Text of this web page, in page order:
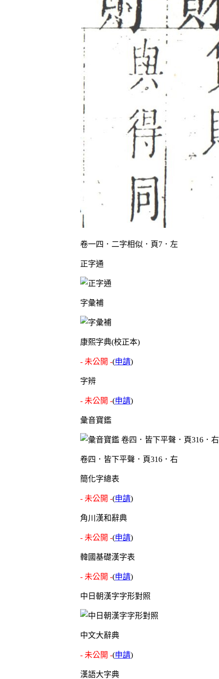
卷一四．二字相似．頁7．左
正字通
字彙補
康熙字典(校正本)
- 未公開 -(申請)
字辨
- 未公開 -(申請)
彙音寶鑑
卷四．皆下平聲．頁316．右
簡化字總表
- 未公開 -(申請)
角川漢和辭典
- 未公開 -(申請)
韓國基礎漢字表
- 未公開 -(申請)
中日朝漢字字形對照
中文大辭典
- 未公開 -(申請)
漢語大字典